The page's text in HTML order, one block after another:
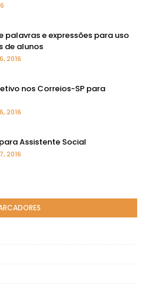
palavras e expressões para uso
de alunos
2016
nos Correios-SP para
2016
Assistente Social
2016